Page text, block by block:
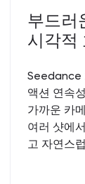
부드러
시각적
Seedance
액션 연속
가까운 카
여러 샷에
고 자연스